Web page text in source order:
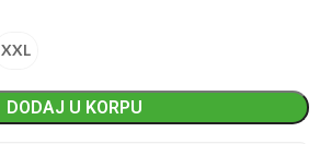
XXL
DODAJ U KORPU